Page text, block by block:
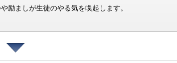
励ましが生徒のやる気を喚起します。